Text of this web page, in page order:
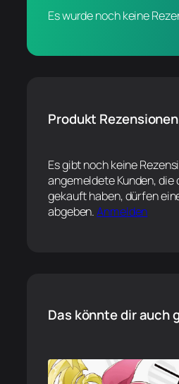
Es wurde noch keine
Produkt Rezensionen
Es gibt noch keine
angemeldete Kunden, die
gekauft haben, dürfen
abgeben.Anmelden
Das könnte dir auch